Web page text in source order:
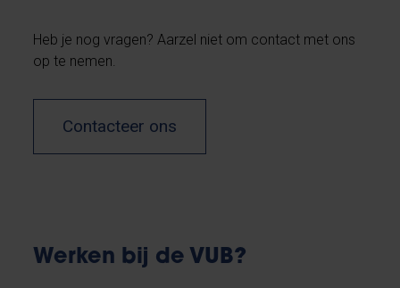
Heb je nog vragen? Aarzel niet om contact met ons
op te nemen.
Contacteer ons
Werken bij de VUB?